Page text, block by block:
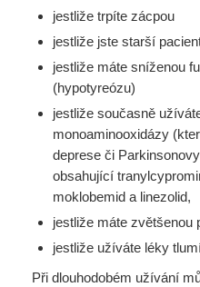
jestliže trpíte zácpou
jestliže jste starší
jestliže máte sníženou
(hypotyreózu)
jestliže současně
monoaminooxidázy
deprese či
obsahující
moklobemid a linezolid,
jestliže máte zvětšenou
jestliže užíváte léky
Při dlouhodobém užívání